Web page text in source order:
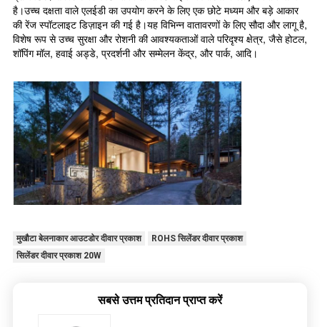
है।उच्च दक्षता वाले एलईडी का उपयोग करने के लिए एक छोटे मध्यम और बड़े आकार
की रेंज स्पॉटलाइट डिज़ाइन की गई है।यह विभिन्न वातावरणों के लिए सौदा और लागू है,
विशेष रूप से उच्च सुरक्षा और रोशनी की आवश्यकताओं वाले परिदृश्य क्षेत्र, जैसे होटल,
शॉपिंग मॉल, हवाई अड्डे, प्रदर्शनी और सम्मेलन केंद्र, और पार्क, आदि।
मुखौटा बेलनाकार आउटडोर दीवार प्रकाश
ROHS सिलेंडर दीवार प्रकाश
सिलेंडर दीवार प्रकाश 20W
सबसे उत्तम प्रतिदान प्राप्त करें